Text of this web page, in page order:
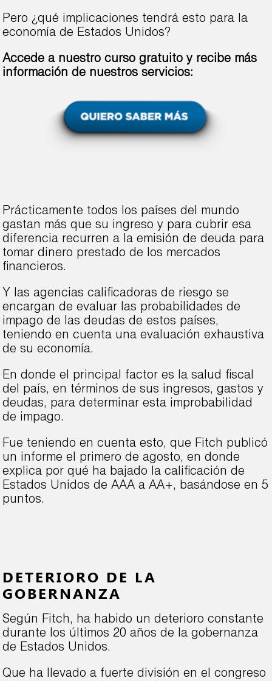
Pero ¿qué implicaciones tendrá esto para la
economía de Estados Unidos?
Accede a nuestro curso gratuito y recibe más
información de nuestros servicios:
Prácticamente todos los países del mundo
gastan más que su ingreso y para cubrir esa
diferencia recurren a la emisión de deuda para
tomar dinero prestado de los mercados
financieros.
Y las agencias calificadoras de riesgo se
encargan de evaluar las probabilidades de
impago de las deudas de estos países,
teniendo en cuenta una evaluación exhaustiva
de su economía.
En donde el principal factor es la salud fiscal
del país, en términos de sus ingresos, gastos y
deudas, para determinar esta improbabilidad
de impago.
Fue teniendo en cuenta esto, que Fitch publicó
un informe el primero de agosto, en donde
explica por qué ha bajado la calificación de
Estados Unidos de AAA a AA+, basándose en 5
puntos.
DETERIORO DE LA
GOBERNANZA
Según Fitch, ha habido un deterioro constante
durante los últimos 20 años de la gobernanza
de Estados Unidos.
Que ha llevado a fuerte división en el congreso